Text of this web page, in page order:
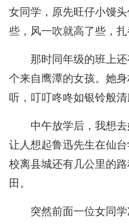
女同学，原先旺仔小馒
些，风一吹就高了些，扎
那时同年级的班上
个来自鹰潭的女孩。她
听，叮叮咚咚如银铃般清
中午放学后，我想
让人想起鲁迅先生在仙
校离县城还有几公里的
田。
突然前面一位女同